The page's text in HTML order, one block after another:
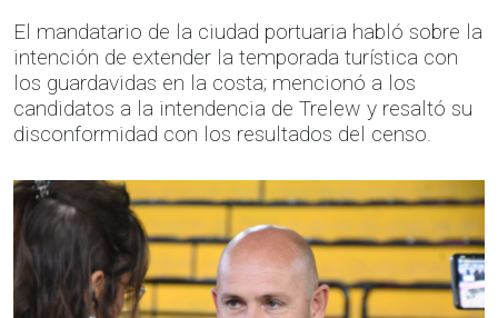
El mandatario de la ciudad portuaria habló sobre la
intención de extender la temporada turística con
los guardavidas en la costa; mencionó a los
candidatos a la intendencia de Trelew y resaltó su
disconformidad con los resultados del censo.